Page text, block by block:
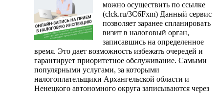
можно осуществить по ссылке
(clck.ru/3C6Fxm) Данный сервис
позволяет заранее спланировать
визит в налоговый орган,
записавшись на определенное
время. Это дает возможность избежать очередей и
гарантирует приоритетное обслуживание. Самыми
популярными услугами, за которыми
налогоплательщики Архангельской области и
Ненецкого автономного округа записываются через